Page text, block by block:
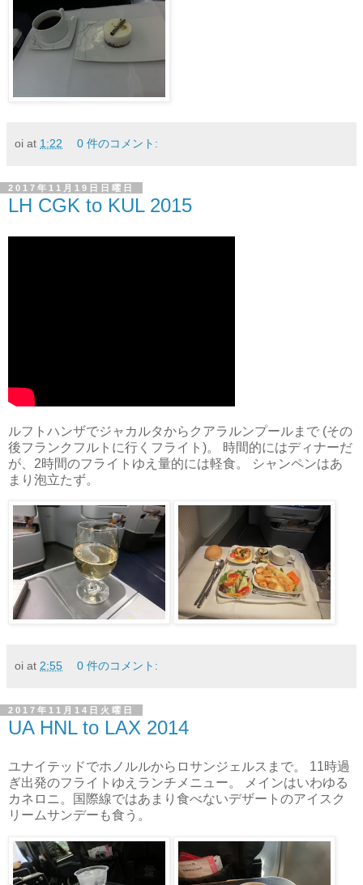
oi at 1:22 0 件のコメント:
2017年11月19日日曜日
LH CGK to KUL 2015
ルフトハンザでジャカルタからクアラルンプールまで (その
後フランクフルトに行くフライト)。 時間的にはディナーだ
が、2時間のフライトゆえ量的には軽食。 シャンペンはあ
まり泡立たず。
oi at 2:55 0 件のコメント:
2017年11月14日火曜日
UA HNL to LAX 2014
ユナイテッドでホノルルからロサンジェルスまで。 11時過
ぎ出発のフライトゆえランチメニュー。 メインはいわゆる
カネロニ。国際線ではあまり食べないデザートのアイスク
リームサンデーも食う。